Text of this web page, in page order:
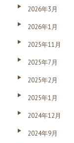
2026年3月
2026年1月
2025年11月
2025年7月
2025年2月
2025年1月
2024年12月
2024年9月